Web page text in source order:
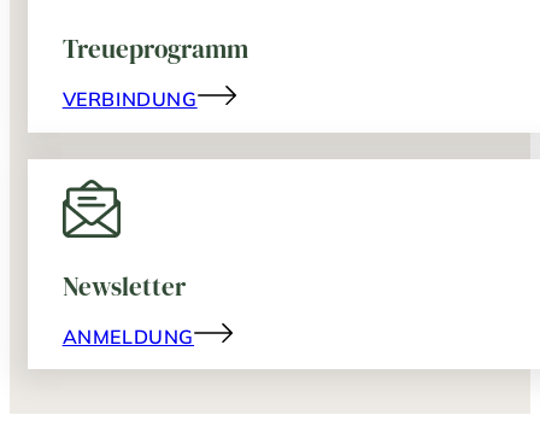
Treueprogramm
VERBINDUNG
Newsletter
ANMELDUNG